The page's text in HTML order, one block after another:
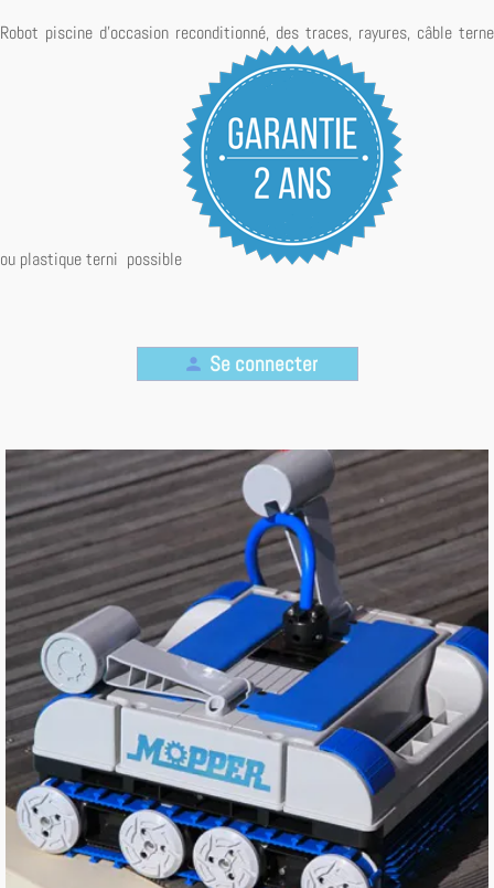
Robot piscine d'occasion reconditionné, des traces, rayures, câble terne
ou plastiqueterni possible
person Se connecter